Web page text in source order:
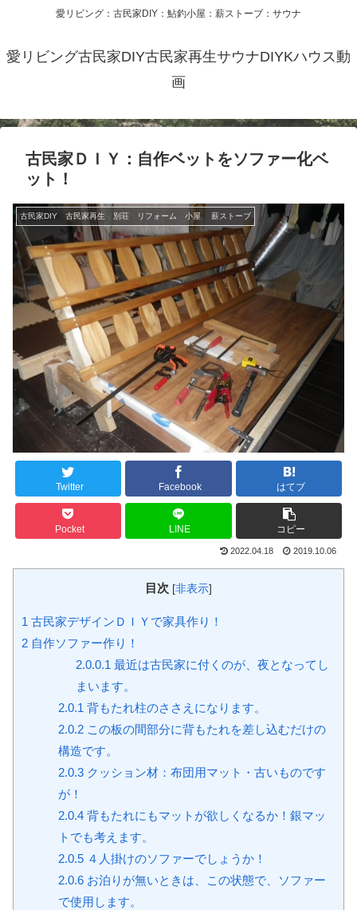
愛リビング：古民家DIY：鮎釣小屋：薪ストーブ：サウナ
愛リビング古民家DIY古民家再生サウナDIYKハウス動
画
古民家ＤＩＹ：自作ベットをソファー化ベ
ット！
古民家DIY 古民家再生 別荘 リフォーム 小屋 薪ストーブ
Twitter Facebook はてブ
Pocket LINE コピー
2022.04.18 2019.10.06
目次 [非表示]
1 古民家デザインＤＩＹで家具作り！
2 自作ソファー作り！
2.0.0.1 最近は古民家に付くのが、夜となってし
まいます。
2.0.1 背もたれ柱のささえになります。
2.0.2この板の間部分に背もたれを差し込むだけの
構造です。
2.0.3クッション材：布団用マット・古いものです
が！
2.0.4背もたれにもマットが欲しくなるか！銀マッ
トでも考えます。
2.0.5４人掛けのソファーでしょうか！
2.0.6お泊りが無いときは、この状態で、ソファー
で使用します。